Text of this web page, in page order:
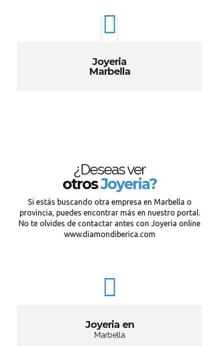
Joyeria
Marbella
¿Deseas ver
otrosJoyeria?
Si estás buscando otra empresa en Marbella o
provincia, puedes encontrar más en nuestro portal.
No te olvides de contactar antes con Joyeria online
www.diamondiberica.com
Joyeria en
Marbella